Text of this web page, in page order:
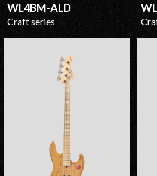
WL4BM-ALD
Craft series